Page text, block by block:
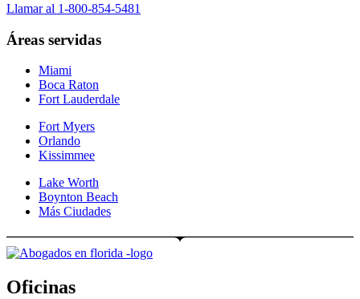
Llamar al 1-800-854-5481
Áreas servidas
Miami
Boca Raton
Fort Lauderdale
Fort Myers
Orlando
Kissimmee
Lake Worth
Boynton Beach
Más Ciudades
Oficinas